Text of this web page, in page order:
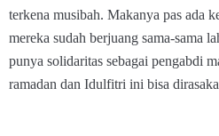
terkena musibah. Makanya pas ada
mereka sudah berjuang sama-sama
punya solidaritas sebagai pengabdi
ramadan dan Idulfitri ini bisa